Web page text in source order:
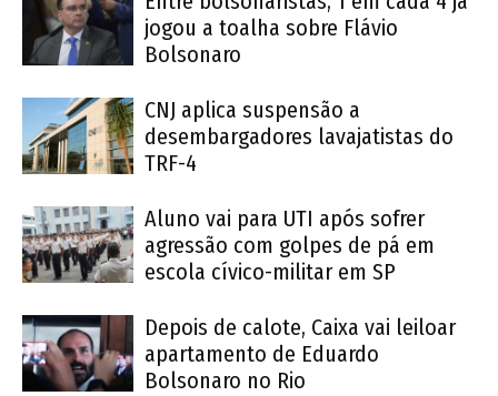
jogou a toalha sobre Flávio
Bolsonaro
CNJ aplica suspensão a
desembargadores lavajatistas do
TRF-4
Aluno vai para UTI após sofrer
agressão com golpes de pá em
escola cívico-militar em SP
Depois de calote, Caixa vai leiloar
apartamento de Eduardo
Bolsonaro no Rio